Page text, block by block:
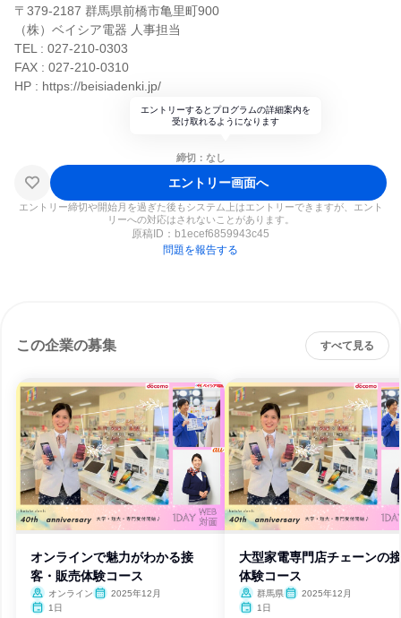
〒379-2187 群馬県前橋市亀里町900
（株）ベイシア電器 人事担当
TEL : 027-210-0303
FAX : 027-210-0310
HP : https://beisiadenki.jp/
エントリーするとプログラムの詳細案内を
受け取れるようになります
締切：なし
エントリー画面へ
エントリー締切や開始月を過ぎた後もシステム上はエントリーできますが、エント
リーへの対応はされないことがあります。
原稿ID： b1ecef6859943c45
問題を報告する
この企業の募集 すべて見る
オンラインで魅力がわかる接
客・販売体験コース
オンライン
2025年12月
1日
大型家電専門店チェーンの
体験コース
群馬県
2025年12月
1日